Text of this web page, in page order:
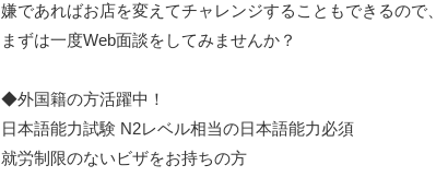
嫌であればお店を変えてチャレンジすることもできるので、
まずは一度Web面談をしてみませんか？
◆外国籍の方活躍中！
日本語能力試験 N2レベル相当の日本語能力必須
就労制限のないビザをお持ちの方